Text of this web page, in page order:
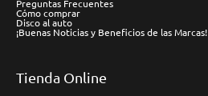
Preguntas Frecuentes
Cómo comprar
Disco al auto
¡Buenas Noticias y Beneficios de las Marcas!
Tienda Online